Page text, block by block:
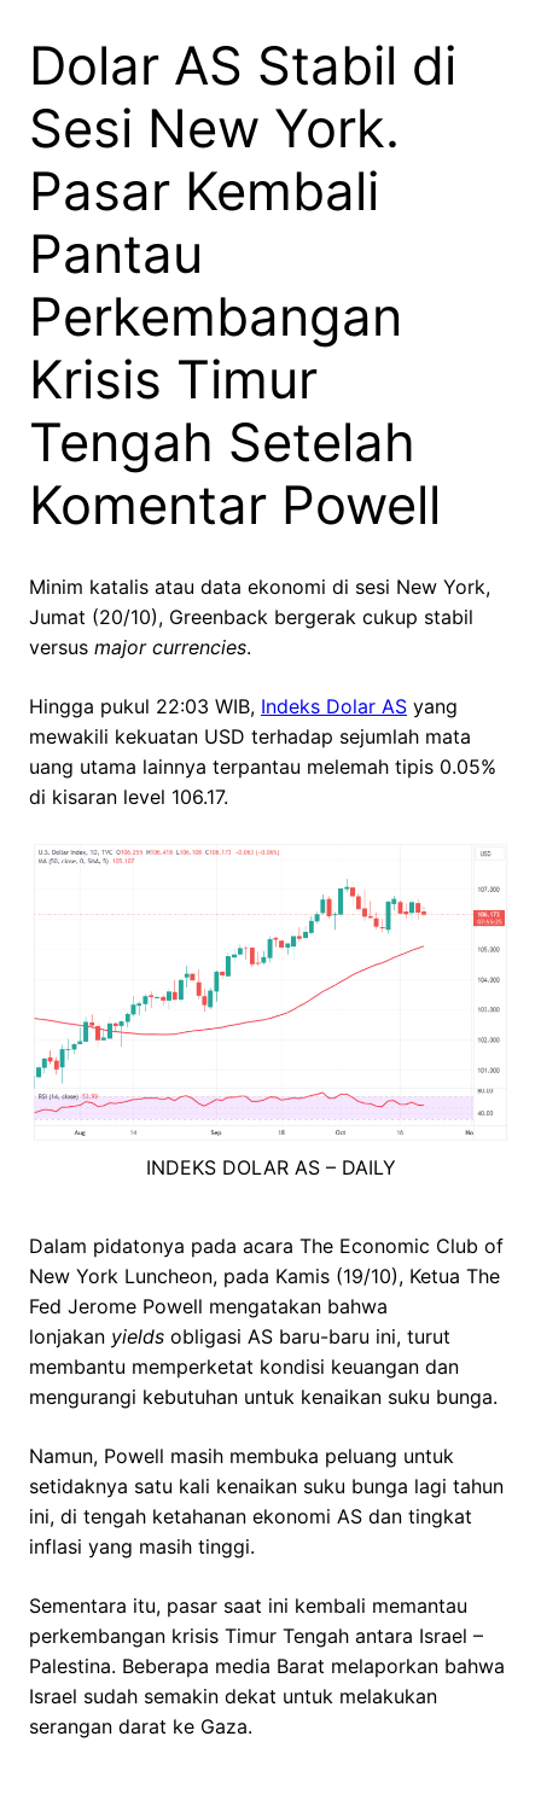
Dolar AS Stabil di
Sesi New York.
Pasar Kembali
Pantau
Perkembangan
Krisis Timur
Tengah Setelah
Komentar Powell
Minim katalis atau data ekonomi di sesi New York,
Jumat (20/10), Greenback bergerak cukup stabil
versus major currencies.
Hingga pukul 22:03 WIB, Indeks Dolar AS yang
mewakili kekuatan USD terhadap sejumlah mata
uang utama lainnya terpantau melemah tipis 0.05%
di kisaran level 106.17.
INDEKS DOLAR AS – DAILY
Dalam pidatonya pada acara The Economic Club of
New York Luncheon, pada Kamis (19/10), Ketua The
Fed Jerome Powell mengatakan bahwa
lonjakan yields obligasi AS baru-baru ini, turut
membantu memperketat kondisi keuangan dan
mengurangi kebutuhan untuk kenaikan suku bunga.
Namun, Powell masih membuka peluang untuk
setidaknya satu kali kenaikan suku bunga lagi tahun
ini, di tengah ketahanan ekonomi AS dan tingkat
inflasi yang masih tinggi.
Sementara itu, pasar saat ini kembali memantau
perkembangan krisis Timur Tengah antara Israel –
Palestina. Beberapa media Barat melaporkan bahwa
Israel sudah semakin dekat untuk melakukan
serangan darat ke Gaza.